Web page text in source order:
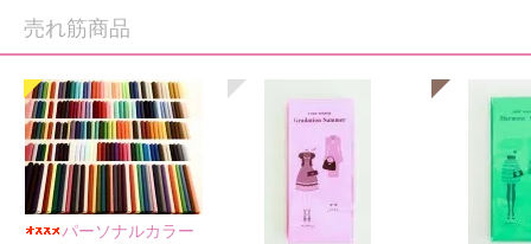
売れ筋商品
パーソナルカラー